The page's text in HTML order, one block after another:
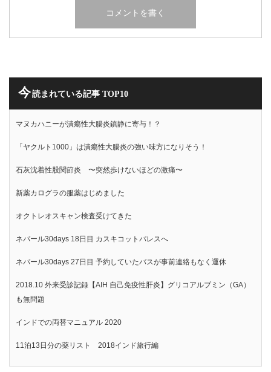
今読まれている記事 TOP10
マヌカハニーが潰瘍性大腸炎鎮静に寄与！？
「ヤクルト1000」は潰瘍性大腸炎の強い味方になりそう！
石灰沈着性股関節炎 〜突然歩けないほどの激痛〜
新薬カログラの服薬はじめました
オクトレオスキャン検査受けてきた
ネパール30days 18日目 カスキコットパレスへ
ネパール30days 27日目 予約していたバスが事前連絡もなく運休
2018.10 外来受診記録【AIH 自己免疫性肝炎】グリコアルブミン（GA）
も無問題
インドでの両替マニュアル 2020
11泊13日分の薬リスト 2018インド旅行編